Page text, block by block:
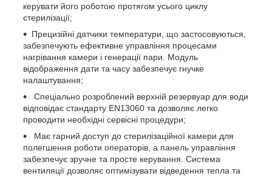
керувати його роботою протягом усього циклу
стерилізації;
Прецизійні датчики температури, що застосовуються,
забезпечують ефективне управління процесами
нагрівання камери і генерації пари. Модуль
відображення дати та часу забезпечує гнучке
налаштування;
Спеціально розроблений верхній резервуар для води
відповідає стандарту EN13060 та дозволяє легко
проводити необхідні сервісні процедури;
Має гарний доступ до стерилізаційної камери для
полегшення роботи операторів, а панель управління
забезпечує зручне та просте керування. Система
вентиляції дозволяє оптимізувати відведення тепла та